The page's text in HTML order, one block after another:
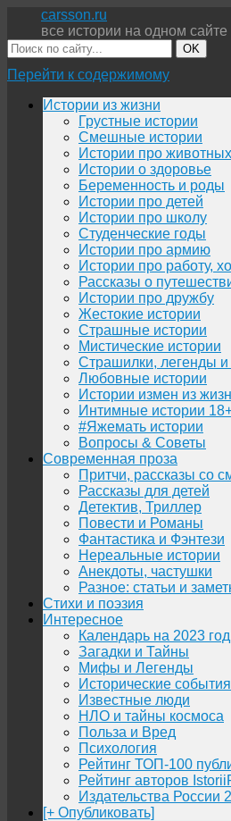
carsson.ru
все истории на одном сайте
OK
Перейти к содержимому
Истории из жизни
Грустные истории
Смешные истории
Истории про животных
Истории о здоровье
Беременность и роды
Истории про детей
Истории про школу
Студенческие годы
Истории про армию
Истории про работу,
Рассказы о
Истории про дружбу
Жестокие истории
Страшные истории
Мистические истории
Страшилки, легенды и
Любовные истории
Истории измен из
Интимные истории
#Яжемать истории
Вопросы & Советы
Современная проза
Притчи, рассказы со
Рассказы для детей
Детектив, Триллер
Повести и Романы
Фантастика и Фэнтези
Нереальные истории
Анекдоты, частушки
Разное: статьи и
Стихи и поэзия
Интересное
Календарь на 2023 год
Загадки и Тайны
Мифы и Легенды
Исторические события
Известные люди
НЛО и тайны космоса
Польза и Вред
Психология
Рейтинг ТОП-100
Рейтинг авторов
Издательства России
[+ Опубликовать]